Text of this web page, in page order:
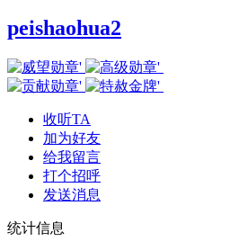
peishaohua2
收听TA
加为好友
给我留言
打个招呼
发送消息
统计信息